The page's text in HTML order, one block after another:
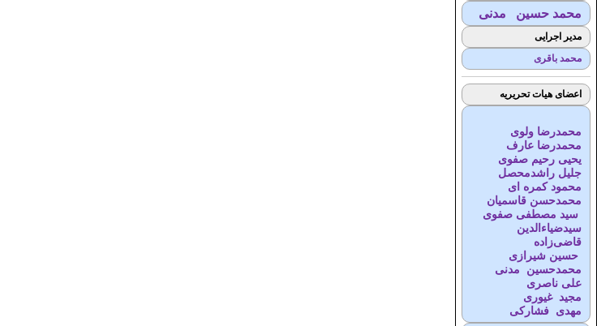
محمد حسین مدنی
مدیر اجرایی
محمد باقری
اعضای هیات تحریریه
محمدرضا ولوی
محمدرضا عارف
یحیی رحیم صفوی
جلیل راشدمحصل
محمود کمره ای
محمدحسن قاسمیان
سید مصطفی صفوی
سیدضیاء‌الدین
قاضی‌زاده
حسین شیرازی
محمدحسین مدنی
علی ناصری
مجید غیوری
مهدی فشارکی